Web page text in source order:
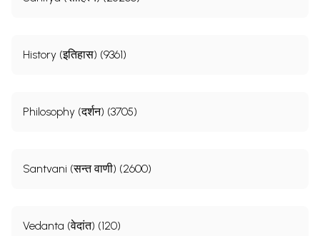
History (इतिहास) (9361)
Philosophy (दर्शन) (3705)
Santvani (सन्त वाणी) (2600)
Vedanta (वेदांत) (120)